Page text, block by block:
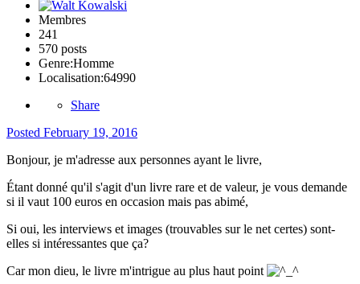
Membres
241
570 posts
Genre:Homme
Localisation:64990
Share
Posted February 19, 2016
Bonjour, je m'adresse aux personnes ayant le livre,
Étant donné qu'il s'agit d'un livre rare et de valeur, je vous demande
si il vaut 100 euros en occasion mais pas abimé,
Si oui, les interviews et images (trouvables sur le net certes) sont-
elles si intéressantes que ça?
Car mon dieu, le livre m'intrigue au plus haut point